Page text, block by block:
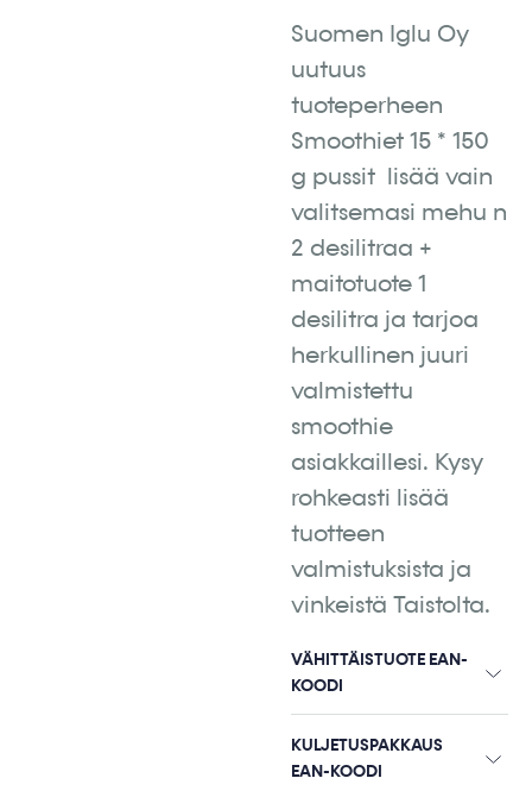
Suomen Iglu Oy
uutuus
tuoteperheen
Smoothiet 15 * 150
g pussit lisää vain
valitsemasi mehu n
2 desilitraa +
maitotuote 1
desilitra ja tarjoa
herkullinen juuri
valmistettu
smoothie
asiakkaillesi. Kysy
rohkeasti lisää
tuotteen
valmistuksista ja
vinkeistä Taistolta.
VÄHITTÄISTUOTE EAN-
KOODI
KULJETUSPAKKAUS
EAN-KOODI